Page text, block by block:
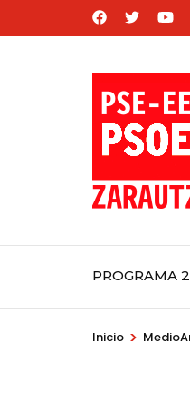
al
PROGRAMA
Inicio >